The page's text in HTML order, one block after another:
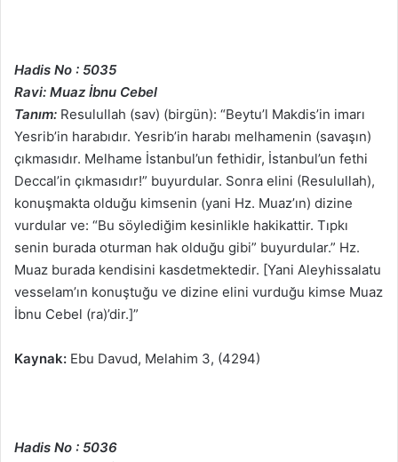
Hadis No : 5035
Ravi: Muaz İbnu Cebel
Tanım: Resulullah (sav) (birgün): “Beytu’l Makdis’in imarı
Yesrib’in harabıdır. Yesrib’in harabı melhamenin (savaşın)
çıkmasıdır. Melhame İstanbul’un fethidir, İstanbul’un fethi
Deccal’in çıkmasıdır!” buyurdular. Sonra elini (Resulullah),
konuşmakta olduğu kimsenin (yani Hz. Muaz’ın) dizine
vurdular ve: “Bu söylediğim kesinlikle hakikattir. Tıpkı
senin burada oturman hak olduğu gibi” buyurdular.” Hz.
Muaz burada kendisini kasdetmektedir. [Yani Aleyhissalatu
vesselam’ın konuştuğu ve dizine elini vurduğu kimse Muaz
İbnu Cebel (ra)’dir.]”
Kaynak: Ebu Davud, Melahim 3, (4294)
Hadis No : 5036